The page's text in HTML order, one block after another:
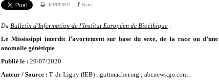
IMPRIMER Share
Du Bulletin d'Information de l'Institut Européen de Bioéthique :
Le Mississippi interdit l’avortement sur base du sexe, de la race ou d’une
anomalie génétique
Publié le : 29/07/2020
Auteur / Source : T. de Ligny (IEB) ; guttmacher.org ; abcnews.go.com ;